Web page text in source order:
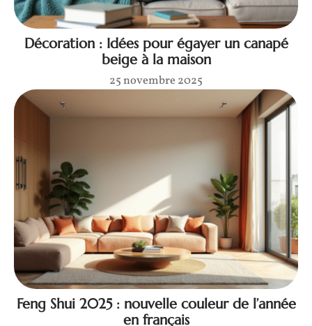
Décoration : Idées pour égayer un canapé
beige à la maison
25 novembre 2025
Feng Shui 2025 : nouvelle couleur de l’année
en français